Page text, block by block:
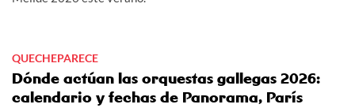
QUECHEPARECE
Dónde actúan las orquestas gallegas 2026:
calendario y fechas de Panorama, París